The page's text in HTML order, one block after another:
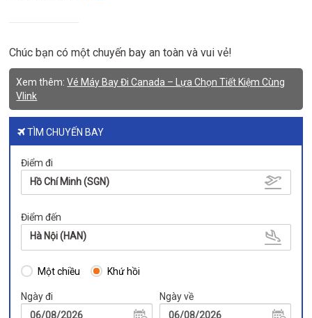
Chúc bạn có một chuyến bay an toàn và vui vẻ!
Xem thêm:Vé Máy Bay Đi Canada – Lựa Chọn Tiết Kiệm Cùng
Vlink
TÌM CHUYẾN BAY
Điểm đi
Hồ Chí Minh (SGN)
Điểm đến
Hà Nội (HAN)
Một chiều Khứ hồi
Ngày đi Ngày về